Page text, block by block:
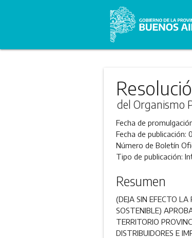
del Organismo
Fecha de
Fecha de publicación:
Número de Boletín
Tipo de publicación:
Resumen
(DEJA SIN EFECTO
SOSTENIBLE)
TERRITORIO
DISTRIBUIDORES E